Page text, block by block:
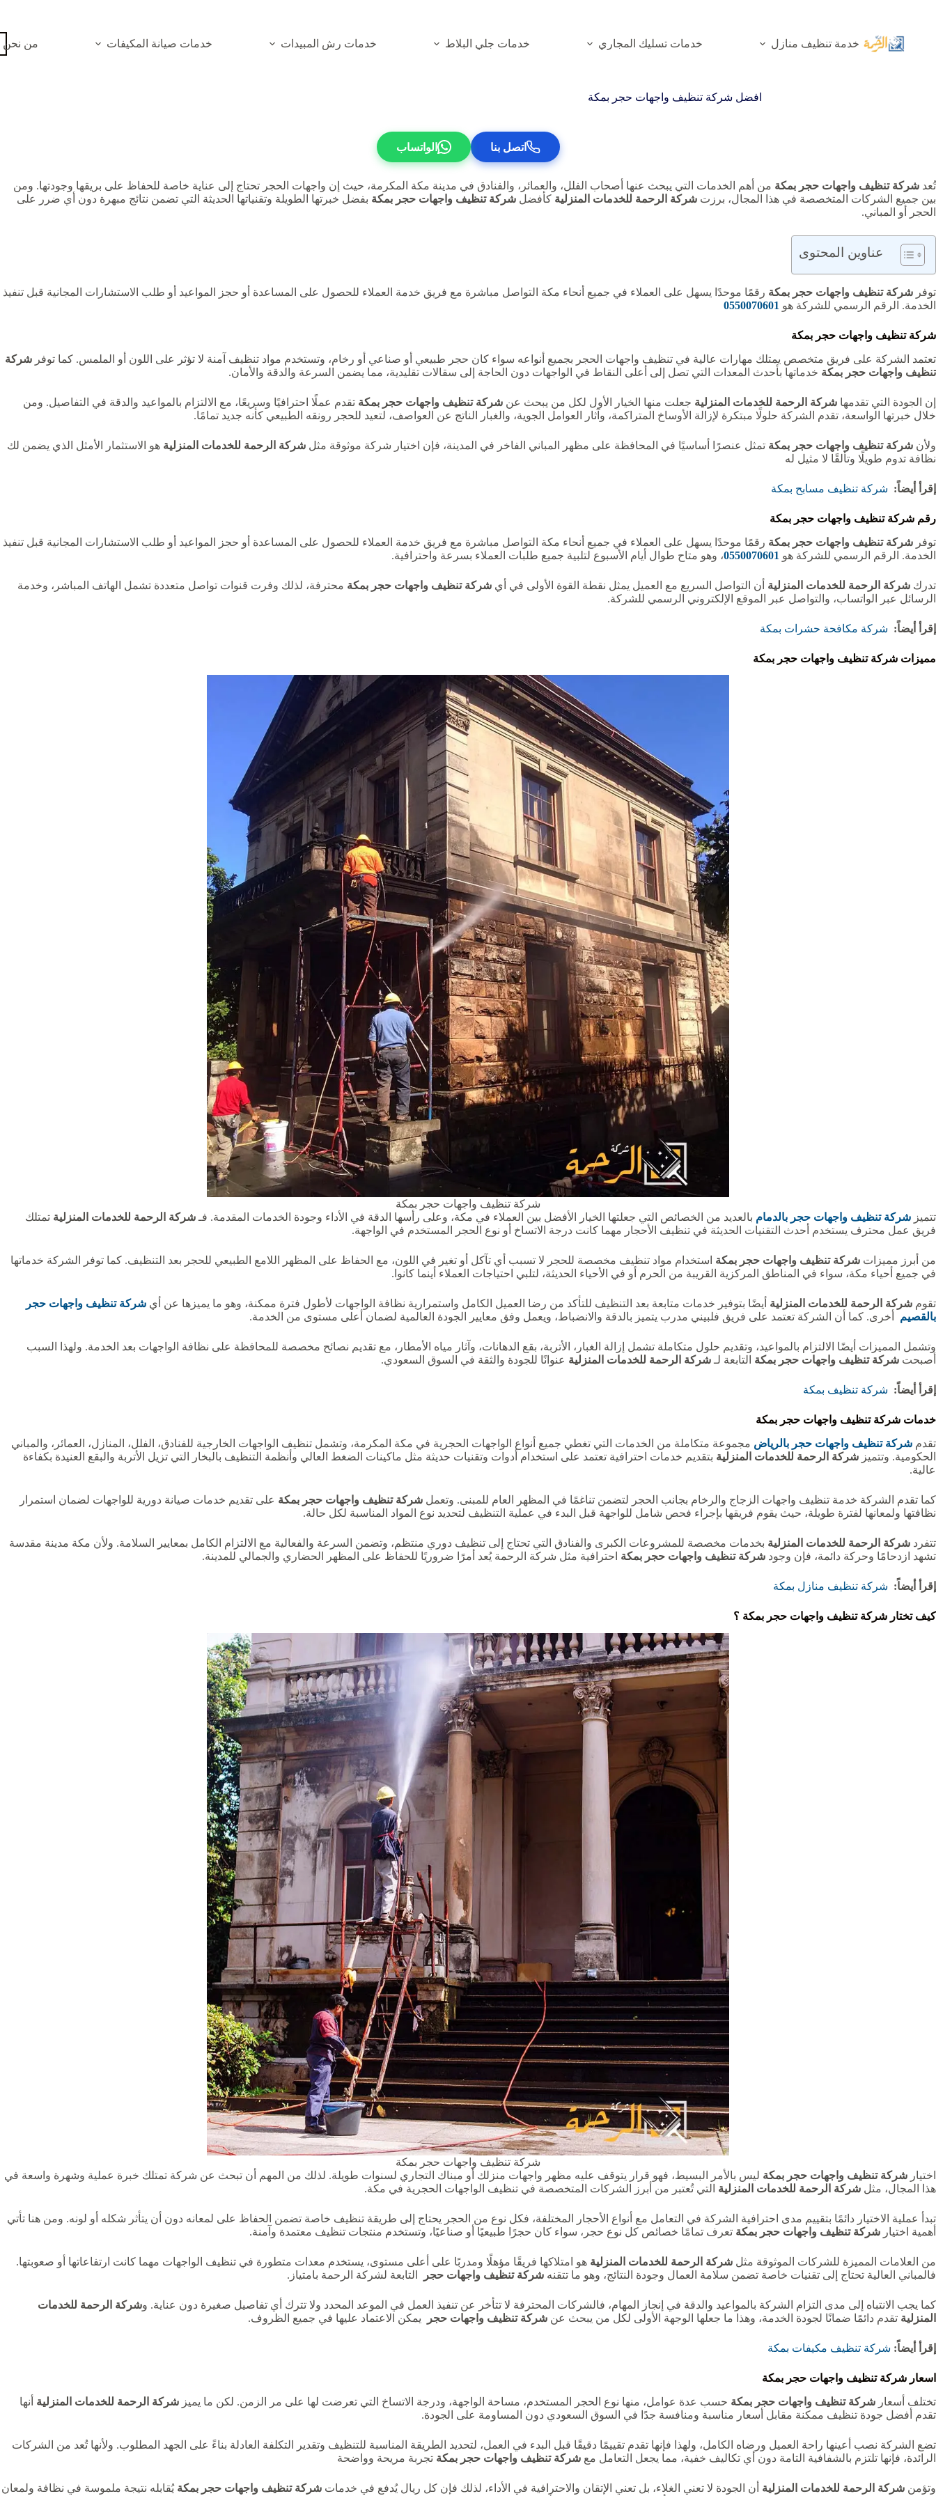
خدمة تنظيف منازل
خدمات تسليك المجاري خدمات جلي البلاط خدمات رش المبيدات خدمات صيانة المكيفات من نحن
افضل شركة تنظيف واجهات حجر بمكة
اتصل بنا الواتساب
تُعد شركة تنظيف واجهات حجر بمكة من أهم الخدمات التي يبحث عنها أصحاب الفلل، والعمائر، والفنادق في مدينة مكة المكرمة، حيث إن واجهات الحجر تحتاج إلى عناية خاصة للحفاظ على بريقها وجودتها. ومن
بين جميع الشركات المتخصصة في هذا المجال، برزت شركة الرحمة للخدمات المنزلية كأفضل شركة تنظيف واجهات حجر بمكة بفضل خبرتها الطويلة وتقنياتها الحديثة التي تضمن نتائج مبهرة دون أي ضرر على
الحجر أو المباني.
عناوين المحتوى
توفر شركة تنظيف واجهات حجر بمكة رقمًا موحدًا يسهل على العملاء في جميع أنحاء مكة التواصل مباشرة مع فريق خدمة العملاء للحصول على المساعدة أو حجز المواعيد أو طلب الاستشارات المجانية قبل تنفيذ
الخدمة. الرقم الرسمي للشركة هو 0550070601
شركة تنظيف واجهات حجر بمكة
تعتمد الشركة على فريق متخصص يمتلك مهارات عالية في تنظيف واجهات الحجر بجميع أنواعه سواء كان حجر طبيعي أو صناعي أو رخام، وتستخدم مواد تنظيف آمنة لا تؤثر على اللون أو الملمس. كما توفر شركة
تنظيف واجهات حجر بمكة خدماتها بأحدث المعدات التي تصل إلى أعلى النقاط في الواجهات دون الحاجة إلى سقالات تقليدية، مما يضمن السرعة والدقة والأمان.
إن الجودة التي تقدمها شركة الرحمة للخدمات المنزلية جعلت منها الخيار الأول لكل من يبحث عن شركة تنظيف واجهات حجر بمكة تقدم عملًا احترافيًا وسريعًا، مع الالتزام بالمواعيد والدقة في التفاصيل. ومن
خلال خبرتها الواسعة، تقدم الشركة حلولًا مبتكرة لإزالة الأوساخ المتراكمة، وآثار العوامل الجوية، والغبار الناتج عن العواصف، لتعيد للحجر رونقه الطبيعي كأنه جديد تمامًا.
ولأن شركة تنظيف واجهات حجر بمكة تمثل عنصرًا أساسيًا في المحافظة على مظهر المباني الفاخر في المدينة، فإن اختيار شركة موثوقة مثل شركة الرحمة للخدمات المنزلية هو الاستثمار الأمثل الذي يضمن لك
نظافة تدوم طويلًا وتألقًا لا مثيل له
إقرأ أيضاً: شركة تنظيف مسابح بمكة
رقم شركة تنظيف واجهات حجر بمكة
توفر شركة تنظيف واجهات حجر بمكة رقمًا موحدًا يسهل على العملاء في جميع أنحاء مكة التواصل مباشرة مع فريق خدمة العملاء للحصول على المساعدة أو حجز المواعيد أو طلب الاستشارات المجانية قبل تنفيذ
الخدمة. الرقم الرسمي للشركة هو 0550070601، وهو متاح طوال أيام الأسبوع لتلبية جميع طلبات العملاء بسرعة واحترافية.
تدرك شركة الرحمة للخدمات المنزلية أن التواصل السريع مع العميل يمثل نقطة القوة الأولى في أي شركة تنظيف واجهات حجر بمكة محترفة، لذلك وفرت قنوات تواصل متعددة تشمل الهاتف المباشر، وخدمة
الرسائل عبر الواتساب، والتواصل عبر الموقع الإلكتروني الرسمي للشركة.
إقرأ أيضاً: شركة مكافحة حشرات بمكة
مميزات شركة تنظيف واجهات حجر بمكة
شركة تنظيف واجهات حجر بمكة
تتميز شركة تنظيف واجهات حجر بالدمام بالعديد من الخصائص التي جعلتها الخيار الأفضل بين العملاء في مكة، وعلى رأسها الدقة في الأداء وجودة الخدمات المقدمة. فـ شركة الرحمة للخدمات المنزلية تمتلك
فريق عمل محترف يستخدم أحدث التقنيات الحديثة في تنظيف الأحجار مهما كانت درجة الاتساخ أو نوع الحجر المستخدم في الواجهة.
من أبرز مميزات شركة تنظيف واجهات حجر بمكة استخدام مواد تنظيف مخصصة للحجر لا تسبب أي تآكل أو تغير في اللون، مع الحفاظ على المظهر اللامع الطبيعي للحجر بعد التنظيف. كما توفر الشركة خدماتها
في جميع أحياء مكة، سواء في المناطق المركزية القريبة من الحرم أو في الأحياء الحديثة، لتلبي احتياجات العملاء أينما كانوا.
تقوم شركة الرحمة للخدمات المنزلية أيضًا بتوفير خدمات متابعة بعد التنظيف للتأكد من رضا العميل الكامل واستمرارية نظافة الواجهات لأطول فترة ممكنة، وهو ما يميزها عن أي شركة تنظيف واجهات حجر
بالقصيم
أخرى. كما أن الشركة تعتمد على فريق فلبيني مدرب يتميز بالدقة والانضباط، ويعمل وفق معايير الجودة العالمية لضمان أعلى مستوى من الخدمة.
وتشمل المميزات أيضًا الالتزام بالمواعيد، وتقديم حلول متكاملة تشمل إزالة الغبار، الأتربة، بقع الدهانات، وآثار مياه الأمطار، مع تقديم نصائح مخصصة للمحافظة على نظافة الواجهات بعد الخدمة. ولهذا السبب
أصبحت شركة تنظيف واجهات حجر بمكة التابعة لـ شركة الرحمة للخدمات المنزلية عنوانًا للجودة والثقة في السوق السعودي.
إقرأ أيضاً: شركة تنظيف بمكة
خدمات شركة تنظيف واجهات حجر بمكة
تقدم شركة تنظيف واجهات حجر بالرياض مجموعة متكاملة من الخدمات التي تغطي جميع أنواع الواجهات الحجرية في مكة المكرمة، وتشمل تنظيف الواجهات الخارجية للفنادق، الفلل، المنازل، العمائر، والمباني
الحكومية. وتتميز شركة الرحمة للخدمات المنزلية بتقديم خدمات احترافية تعتمد على استخدام أدوات وتقنيات حديثة مثل ماكينات الضغط العالي وأنظمة التنظيف بالبخار التي تزيل الأتربة والبقع العنيدة بكفاءة
عالية.
كما تقدم الشركة خدمة تنظيف واجهات الزجاج والرخام بجانب الحجر لتضمن تناغمًا في المظهر العام للمبنى. وتعمل شركة تنظيف واجهات حجر بمكة على تقديم خدمات صيانة دورية للواجهات لضمان استمرار
نظافتها ولمعانها لفترة طويلة، حيث يقوم فريقها بإجراء فحص شامل للواجهة قبل البدء في عملية التنظيف لتحديد نوع المواد المناسبة لكل حالة.
تتفرد شركة الرحمة للخدمات المنزلية بخدمات مخصصة للمشروعات الكبرى والفنادق التي تحتاج إلى تنظيف دوري منتظم، وتضمن السرعة والفعالية مع الالتزام الكامل بمعايير السلامة. ولأن مكة مدينة مقدسة
تشهد ازدحامًا وحركة دائمة، فإن وجود شركة تنظيف واجهات حجر بمكة احترافية مثل شركة الرحمة يُعد أمرًا ضروريًا للحفاظ على المظهر الحضاري والجمالي للمدينة.
إقرأ أيضاً: شركة تنظيف منازل بمكة
كيف تختار شركة تنظيف واجهات حجر بمكة ؟
شركة تنظيف واجهات حجر بمكة
اختيار شركة تنظيف واجهات حجر بمكة ليس بالأمر البسيط، فهو قرار يتوقف عليه مظهر واجهات منزلك أو مبناك التجاري لسنوات طويلة. لذلك من المهم أن تبحث عن شركة تمتلك خبرة عملية وشهرة واسعة في
هذا المجال، مثل شركة الرحمة للخدمات المنزلية التي تُعتبر من أبرز الشركات المتخصصة في تنظيف الواجهات الحجرية في مكة.
تبدأ عملية الاختيار دائمًا بتقييم مدى احترافية الشركة في التعامل مع أنواع الأحجار المختلفة، فكل نوع من الحجر يحتاج إلى طريقة تنظيف خاصة تضمن الحفاظ على لمعانه دون أن يتأثر شكله أو لونه. ومن هنا تأتي
أهمية اختيار شركة تنظيف واجهات حجر بمكة تعرف تمامًا خصائص كل نوع حجر، سواء كان حجرًا طبيعيًا أو صناعيًا، وتستخدم منتجات تنظيف معتمدة وآمنة.
من العلامات المميزة للشركات الموثوقة مثل شركة الرحمة للخدمات المنزلية هو امتلاكها فريقًا مؤهلًا ومدربًا على أعلى مستوى، يستخدم معدات متطورة في تنظيف الواجهات مهما كانت ارتفاعاتها أو صعوبتها.
فالمباني العالية تحتاج إلى تقنيات خاصة تضمن سلامة العمال وجودة النتائج، وهو ما تتقنه شركة تنظيف واجهات حجر التابعة لشركة الرحمة بامتياز.
كما يجب الانتباه إلى مدى التزام الشركة بالمواعيد والدقة في إنجاز المهام، فالشركات المحترفة لا تتأخر عن تنفيذ العمل في الموعد المحدد ولا تترك أي تفاصيل صغيرة دون عناية. وشركة الرحمة للخدمات
المنزلية تقدم دائمًا ضمانًا لجودة الخدمة، وهذا ما جعلها الوجهة الأولى لكل من يبحث عن شركة تنظيف واجهات حجر يمكن الاعتماد عليها في جميع الظروف.
إقرأ أيضاً: شركة تنظيف مكيفات بمكة
اسعار شركة تنظيف واجهات حجر بمكة
تختلف أسعار شركة تنظيف واجهات حجر بمكة حسب عدة عوامل، منها نوع الحجر المستخدم، مساحة الواجهة، ودرجة الاتساخ التي تعرضت لها على مر الزمن. لكن ما يميز شركة الرحمة للخدمات المنزلية أنها
تقدم أفضل جودة تنظيف ممكنة مقابل أسعار مناسبة ومنافسة جدًا في السوق السعودي دون المساومة على الجودة.
تضع الشركة نصب أعينها راحة العميل ورضاه الكامل، ولهذا فإنها تقدم تقييمًا دقيقًا قبل البدء في العمل، لتحديد الطريقة المناسبة للتنظيف وتقدير التكلفة العادلة بناءً على الجهد المطلوب. ولأنها تُعد من الشركات
الرائدة، فإنها تلتزم بالشفافية التامة دون أي تكاليف خفية، مما يجعل التعامل مع شركة تنظيف واجهات حجر بمكة تجربة مريحة وواضحة
وتؤمن شركة الرحمة للخدمات المنزلية أن الجودة لا تعني الغلاء، بل تعني الإتقان والاحترافية في الأداء، لذلك فإن كل ريال يُدفع في خدمات شركة تنظيف واجهات حجر بمكة يُقابله نتيجة ملموسة في نظافة ولمعان